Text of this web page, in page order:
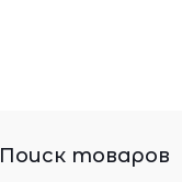
Поиск товаров